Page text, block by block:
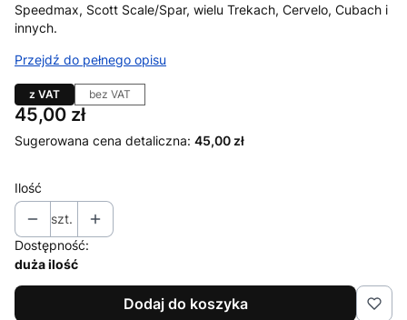
Speedmax, Scott Scale/Spar, wielu Trekach, Cervelo, Cubach i
innych.
Przejdź do pełnego opisu
z VAT bez VAT
Cena
45,00 zł
Sugerowana cena detaliczna: 45,00 zł
Ilość
szt.
Dostępność:
duża ilość
Dodaj do koszyka